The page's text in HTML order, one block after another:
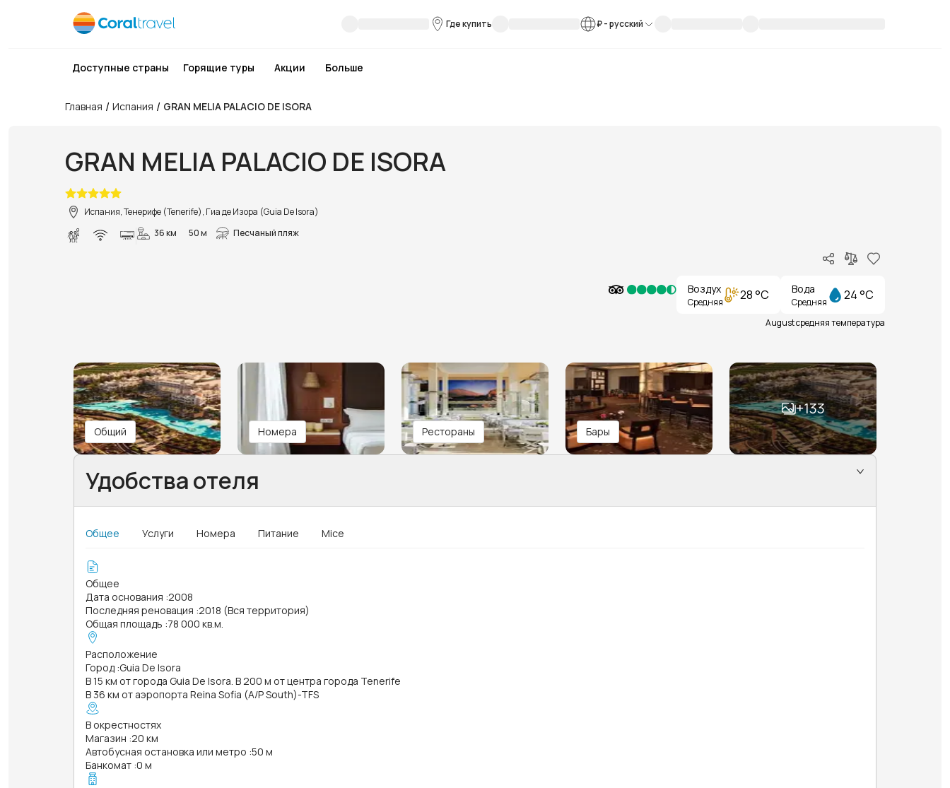
Где купить ₽-русский
Доступные страны Горящие туры Акции Больше
Главная / Испания / GRAN MELIA PALACIO DE ISORA
GRAN MELIA PALACIO DE ISORA
Испания, Тенерифе (Tenerife), Гиа де Изора (Guia De Isora)
36 км
50 м Песчаный пляж
Воздух
Средняя 28 °C Вода
Средняя 24 °C
August средняя температура
Общий Номера Рестораны Бары
+133
Удобства отеля
Общее Услуги Номера Питание Mice
Общее
Дата основания :2008
Последняя реновация :2018 (Вся территория)
Общая площадь :78 000 кв.м.
Расположение
Город :Guia De Isora
В 15 км от города Guia De Isora. В 200 м от центра города Tenerife
В 36 км от аэропорта Reina Sofia (A/P South)-TFS
В окрестностях
Магазин :20 км
Автобусная остановка или метро :50 м
Банкомат :0 м